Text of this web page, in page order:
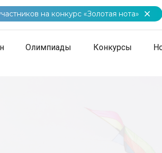
на конкурс «Золотая нота»
Олимпиады Конкурсы